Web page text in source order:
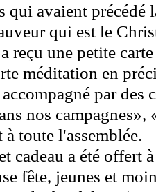
qui avaient
qui est le
reçu une petite
méditation en
par
nos
toute l'assemblée.
cadeau a été offert
fête, jeunes et